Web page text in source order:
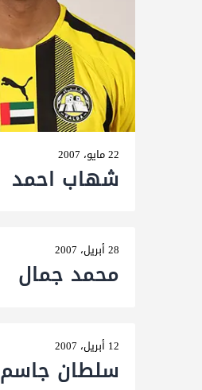
22 مايو، 2007
شھاب احمد
28 أبريل، 2007
محمد جمال
12 أبريل، 2007
سلطان جاسم